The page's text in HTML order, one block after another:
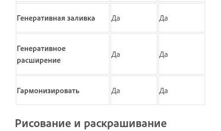
Генеративная заливка Да Да
Генеративное
расширение
Да Да
Гармонизировать Да Да
Рисование и раскрашивание